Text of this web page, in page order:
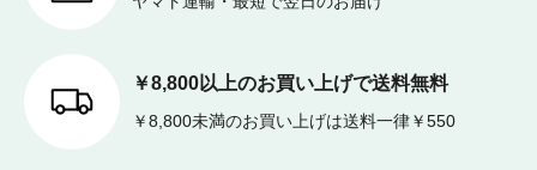
￥8,800以上のお買い上げで送料無料
￥8,800未満のお買い上げは送料一律￥550